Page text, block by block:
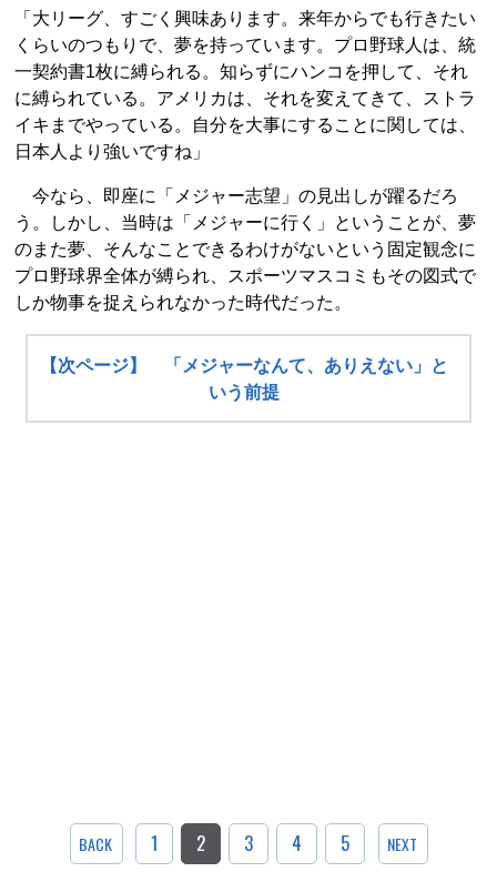
「大リーグ、すごく興味あります。来年からでも行きたい
くらいのつもりで、夢を持っています。プロ野球人は、統
一契約書1枚に縛られる。知らずにハンコを押して、それ
に縛られている。アメリカは、それを変えてきて、ストラ
イキまでやっている。自分を大事にすることに関しては、
日本人より強いですね」
今なら、即座に「メジャー志望」の見出しが躍るだろ
う。しかし、当時は「メジャーに行く」ということが、夢
のまた夢、そんなことできるわけがないという固定観念に
プロ野球界全体が縛られ、スポーツマスコミもその図式で
しか物事を捉えられなかった時代だった。
【次ページ】 「メジャーなんて、ありえない」と
いう前提
BACK 1 2 3 4 5 NEXT